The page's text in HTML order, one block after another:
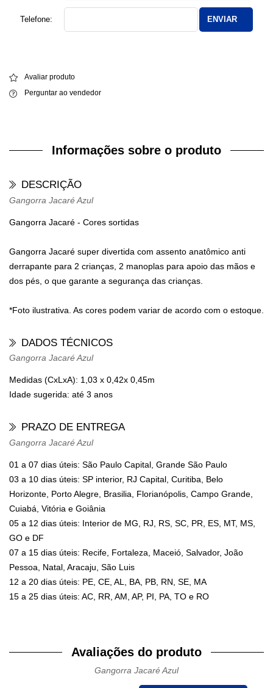
Telefone: ENVIAR
Avaliar produto
Perguntar ao vendedor
Informações sobre o produto
DESCRIÇÃO
Gangorra Jacaré Azul
Gangorra Jacaré - Cores sortidas
Gangorra Jacaré super divertida com assento anatômico anti
derrapante para 2 crianças, 2 manoplas para apoio das mãos e
dos pés, o que garante a segurança das crianças.
*Foto ilustrativa. As cores podem variar de acordo com o estoque.
DADOS TÉCNICOS
Gangorra Jacaré Azul
Medidas (CxLxA): 1,03 x 0,42x 0,45m
Idade sugerida: até 3 anos
PRAZO DE ENTREGA
Gangorra Jacaré Azul
01 a 07 dias úteis: São Paulo Capital, Grande São Paulo
03 a 10 dias úteis: SP interior, RJ Capital, Curitiba, Belo
Horizonte, Porto Alegre, Brasilia, Florianópolis, Campo Grande,
Cuiabá, Vitória e Goiânia
05 a 12 dias úteis: Interior de MG, RJ, RS, SC, PR, ES, MT, MS,
GO e DF
07 a 15 dias úteis: Recife, Fortaleza, Maceió, Salvador, João
Pessoa, Natal, Aracaju, São Luis
12 a 20 dias úteis: PE, CE, AL, BA, PB, RN, SE, MA
15 a 25 dias úteis: AC, RR, AM, AP, PI, PA, TO e RO
Avaliações do produto
Gangorra Jacaré Azul